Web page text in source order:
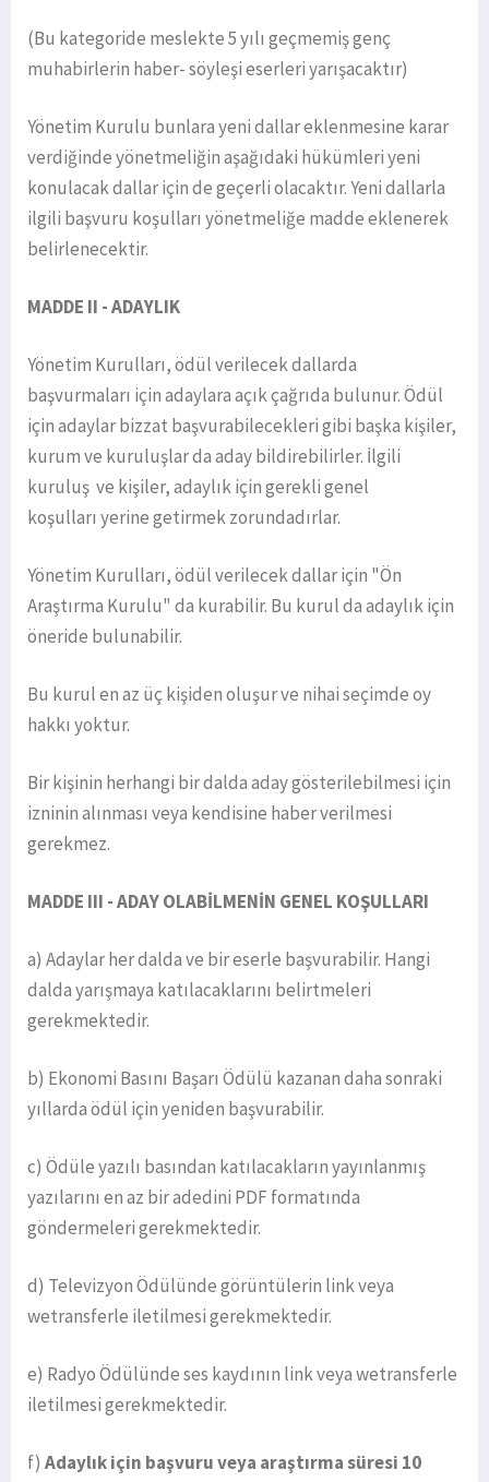
(Bu kategoride meslekte 5 yılı geçmemiş genç
muhabirlerin haber- söyleşi eserleri yarışacaktır)
Yönetim Kurulu bunlara yeni dallar eklenmesine karar
verdiğinde yönetmeliğin aşağıdaki hükümleri yeni
konulacak dallar için de geçerli olacaktır. Yeni dallarla
ilgili başvuru koşulları yönetmeliğe madde eklenerek
belirlenecektir.
MADDE II - ADAYLIK
Yönetim Kurulları, ödül verilecek dallarda
başvurmaları için adaylara açık çağrıda bulunur. Ödül
için adaylar bizzat başvurabilecekleri gibi başka kişiler,
kurum ve kuruluşlar da aday bildirebilirler. İlgili
kuruluş ve kişiler, adaylık için gerekli genel
koşulları yerine getirmek zorundadırlar.
Yönetim Kurulları, ödül verilecek dallar için "Ön
Araştırma Kurulu" da kurabilir. Bu kurul da adaylık için
öneride bulunabilir.
Bu kurul en az üç kişiden oluşur ve nihai seçimde oy
hakkı yoktur.
Bir kişinin herhangi bir dalda aday gösterilebilmesi için
izninin alınması veya kendisine haber verilmesi
gerekmez.
MADDE III - ADAY OLABİLMENİN GENEL KOŞULLARI
a) Adaylar her dalda ve bir eserle başvurabilir. Hangi
dalda yarışmaya katılacaklarını belirtmeleri
gerekmektedir.
b) Ekonomi Basını Başarı Ödülü kazanan daha sonraki
yıllarda ödül için yeniden başvurabilir.
c) Ödüle yazılı basından katılacakların yayınlanmış
yazılarını en az bir adedini PDF formatında
göndermeleri gerekmektedir.
d) Televizyon Ödülünde görüntülerin link veya
wetransferle iletilmesi gerekmektedir.
e) Radyo Ödülünde ses kaydının link veya wetransferle
iletilmesi gerekmektedir.
f) Adaylık için başvuru veya araştırma süresi 10